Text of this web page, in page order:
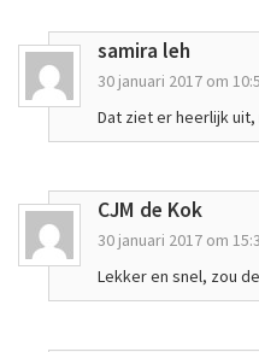
samira leh
30 januari 2017 om
Dat ziet er heerlijk uit,
CJM de Kok
30 januari 2017 om
Lekker en snel, zou